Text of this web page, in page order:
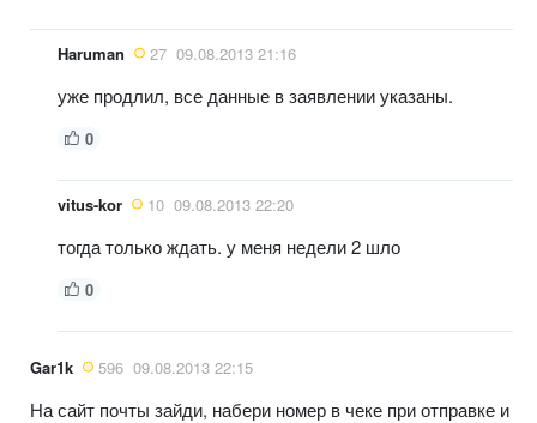
Haruman 27 09.08.2013 21:16
уже продлил, все данные в заявлении указаны.
0
vitus-kor 10 09.08.2013 22:20
тогда только ждать. у меня недели 2 шло
0
Gar1k 596 09.08.2013 22:15
На сайт почты зайди, набери номер в чеке при отправке и